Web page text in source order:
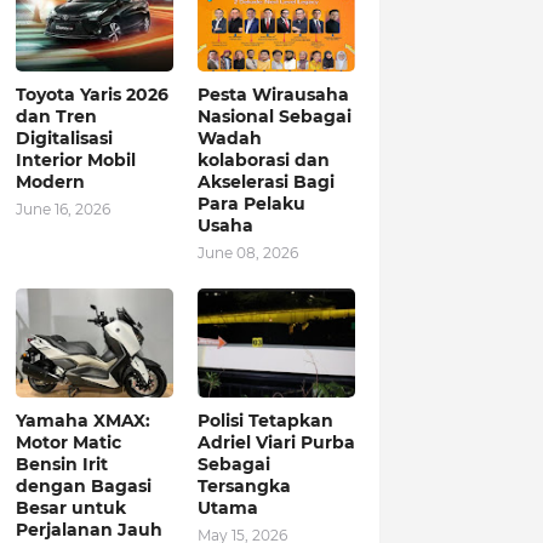
Toyota Yaris 2026
dan Tren
Digitalisasi
Interior Mobil
Modern
June 16, 2026
Pesta Wirausaha
Nasional Sebagai
Wadah
kolaborasi dan
Akselerasi Bagi
Para Pelaku
Usaha
June 08, 2026
Yamaha XMAX:
Motor Matic
Bensin Irit
dengan Bagasi
Besar untuk
Perjalanan Jauh
Polisi Tetapkan
Adriel Viari Purba
Sebagai
Tersangka
Utama
May 15, 2026